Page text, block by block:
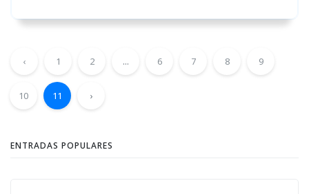
‹ 1 2 ... 6 7 8 9
10 11 ›
ENTRADAS POPULARES